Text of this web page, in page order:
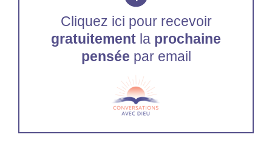
Cliquez ici pour recevoir
gratuitement la prochaine
pensée par email